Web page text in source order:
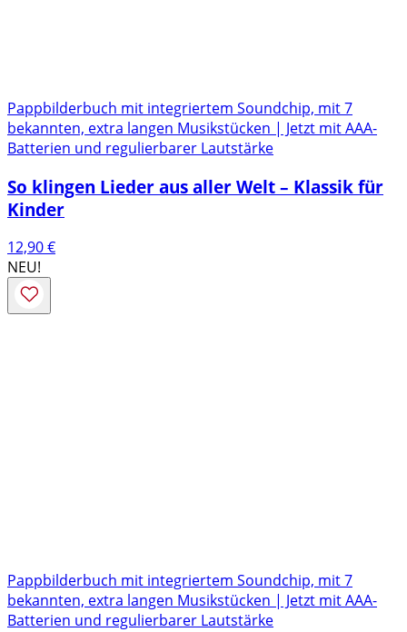
Pappbilderbuch mit integriertem Soundchip, mit 7
bekannten, extra langen Musikstücken | Jetzt mit AAA-
Batterien und regulierbarer Lautstärke
So klingen Lieder aus aller Welt – Klassik für
Kinder
12,90€
NEU!
Pappbilderbuch mit integriertem Soundchip, mit 7
bekannten, extra langen Musikstücken | Jetzt mit AAA-
Batterien und regulierbarer Lautstärke